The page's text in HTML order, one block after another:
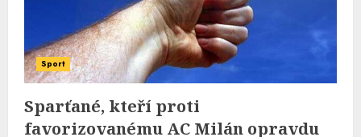
Sport
Sparťané, kteří proti
favorizovanému AC Milán opravdu